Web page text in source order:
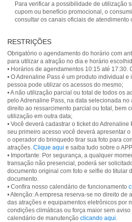
Para verificar a possibilidade de utilização
cupom ou benefício promocional, o
consultar os canais oficiais de atendimento
RESTRIÇÕES
Obrigatório o agendamento do horário com
para utilizar a atração no dia e horário
• Horários de agendamentos 10:15 até 17:30.
• O Adrenaline Pass é um produto individual e
pessoa pode utilizar os acessos do mesmo;
• A não utilização parcial ou total de todos os
pelo Adrenaline Pass, na data selecionada no
direito ao ressarcimento parcial ou total, bem
utilização em outra data;
• Você deverá cadastrar o ticket do
seu primeiro acesso você deverá apresentar
o operador do brinquedo tirar sua foto para
atrações. Clique aqui e saiba tudo sobre o
• Importante: Por segurança, a qualquer
transação não presencial, poderá ser
documento original com foto e selfie do titular
documento.
• Confira nosso calendário de funcionamento
• Atenção: A empresa reserva-se no direito de
das atrações e equipamentos eletrônicos por
condições climáticas ou força maior sem
calendário de manutenção clicando aqui.